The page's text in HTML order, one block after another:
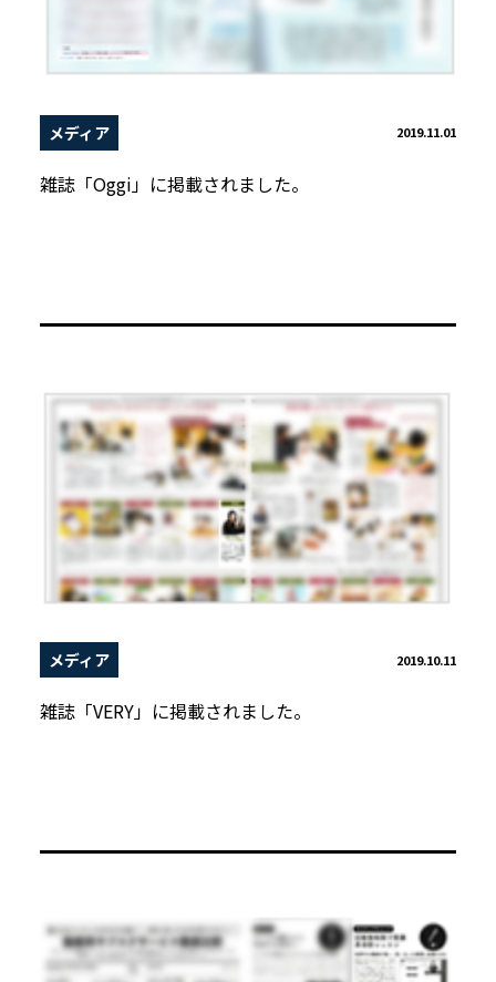
メディア 2019.11.01
雑誌「Oggi」に掲載されました。
メディア 2019.10.11
雑誌「VERY」に掲載されました。